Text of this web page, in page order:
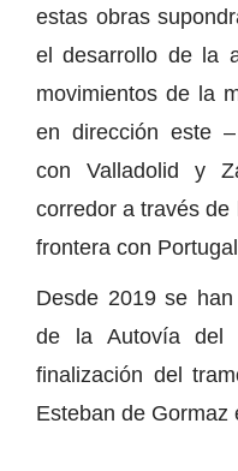
estas obras
el desarrollo de la
movimientos de la
en dirección este
con Valladolid y
corredor a través
frontera con
Desde 2019 se
de la Autovía del
finalización del
Esteban de Gormaz